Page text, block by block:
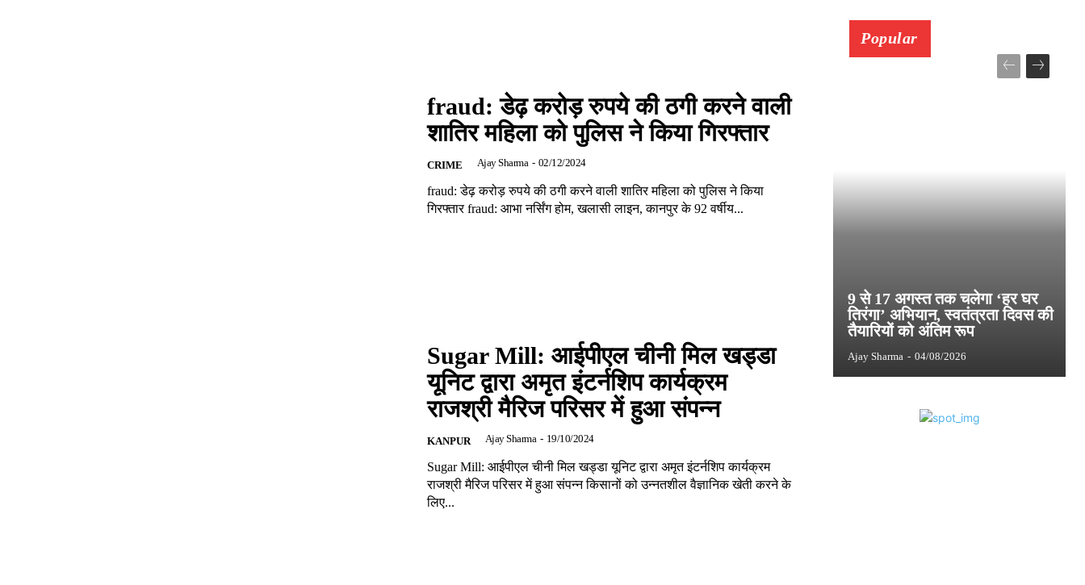
fraud: डेढ़ करोड़ रुपये की ठगी करने वाली
शातिर महिला को पुलिस ने किया गिरफ्तार
CRIME Ajay Sharma - 02/12/2024
fraud: डेढ़ करोड़ रुपये की ठगी करने वाली शातिर महिला को पुलिस ने किया
गिरफ्तार fraud: आभा नर्सिंग होम, खलासी लाइन, कानपुर के 92 वर्षीय...
Sugar Mill: आईपीएल चीनी मिल खड्डा
यूनिट द्वारा अमृत इंटर्नशिप कार्यक्रम
राजश्री मैरिज परिसर में हुआ संपन्न
KANPUR Ajay Sharma - 19/10/2024
Sugar Mill: आईपीएल चीनी मिल खड्डा यूनिट द्वारा अमृत इंटर्नशिप कार्यक्रम
राजश्री मैरिज परिसर में हुआ संपन्न किसानों को उन्नतशील वैज्ञानिक खेती करने के
लिए...
Popular
9 से 17 अगस्त तक चलेगा ‘हर घर
तिरंगा’ अभियान, स्वतंत्रता दिवस की
तैयारियों को अंतिम रूप
Ajay Sharma - 04/08/2026